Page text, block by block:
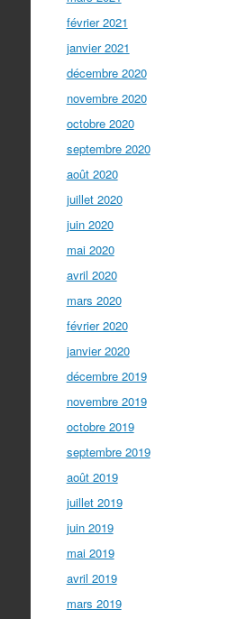
février 2021
janvier 2021
décembre 2020
novembre 2020
octobre 2020
septembre 2020
août 2020
juillet 2020
juin 2020
mai 2020
avril 2020
mars 2020
février 2020
janvier 2020
décembre 2019
novembre 2019
octobre 2019
septembre 2019
août 2019
juillet 2019
juin 2019
mai 2019
avril 2019
mars 2019